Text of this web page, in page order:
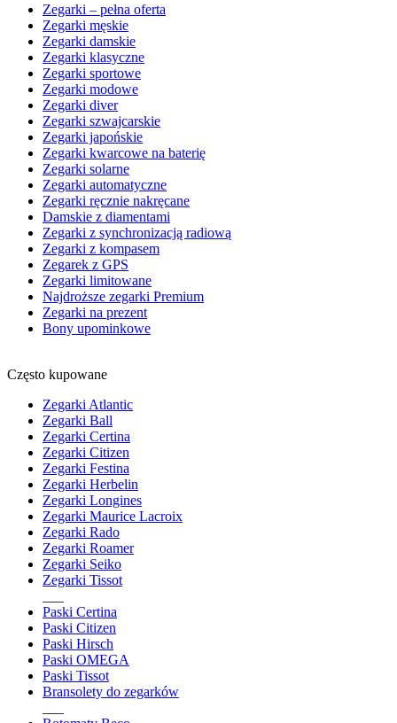
Zegarki – pełna oferta
Zegarki męskie
Zegarki damskie
Zegarki klasyczne
Zegarki sportowe
Zegarki modowe
Zegarki diver
Zegarki szwajcarskie
Zegarki japońskie
Zegarki kwarcowe na baterię
Zegarki solarne
Zegarki automatyczne
Zegarki ręcznie nakręcane
Damskie z diamentami
Zegarki z synchronizacją radiową
Zegarki z kompasem
Zegarek z GPS
Zegarki limitowane
Najdroższe zegarki Premium
Zegarki na prezent
Bony upominkowe
Często kupowane
Zegarki Atlantic
Zegarki Ball
Zegarki Certina
Zegarki Citizen
Zegarki Festina
Zegarki Herbelin
Zegarki Longines
Zegarki Maurice Lacroix
Zegarki Rado
Zegarki Roamer
Zegarki Seiko
Zegarki Tissot
Paski Certina
Paski Citizen
Paski Hirsch
Paski OMEGA
Paski Tissot
Bransolety do zegarków